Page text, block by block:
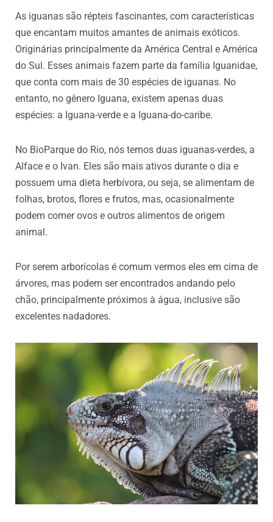
As iguanas são répteis fascinantes, com características
que encantam muitos amantes de animais exóticos.
Originárias principalmente da América Central e América
do Sul. Esses animais fazem parte da família Iguanidae,
que conta com mais de 30 espécies de iguanas. No
entanto, no gênero Iguana, existem apenas duas
espécies: a Iguana-verde e a Iguana-do-caribe.
No BioParque do Rio, nós temos duas iguanas-verdes, a
Alface e o Ivan. Eles são mais ativos durante o dia e
possuem uma dieta herbívora, ou seja, se alimentam de
folhas, brotos, flores e frutos, mas, ocasionalmente
podem comer ovos e outros alimentos de origem
animal.
Por serem arborícolas é comum vermos eles em cima de
árvores, mas podem ser encontrados andando pelo
chão, principalmente próximos à água, inclusive são
excelentes nadadores.